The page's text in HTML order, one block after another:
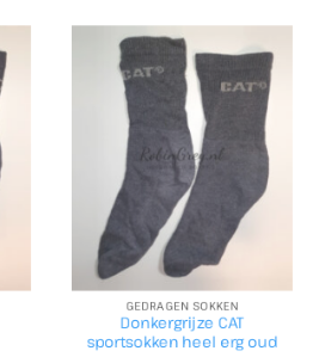
GEDRAGEN SOKKEN
Donkergrijze CAT
sportsokken heel erg oud